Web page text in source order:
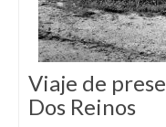
Viaje de
Dos Reinos